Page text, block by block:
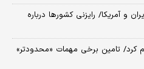
و آمریکا/ رایزنی کشورها درباره
کرد/ تامین برخی مهمات «محدودتر»